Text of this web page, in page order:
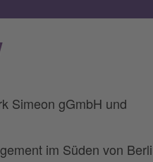
Simeon gGmbH und
im Süden von